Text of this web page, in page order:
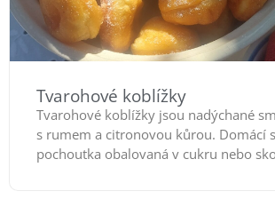
Tvarohové koblížky
Tvarohové koblížky jsou nadýchané
s rumem a citronovou kůrou. Domácí
pochoutka obalovaná v cukru nebo